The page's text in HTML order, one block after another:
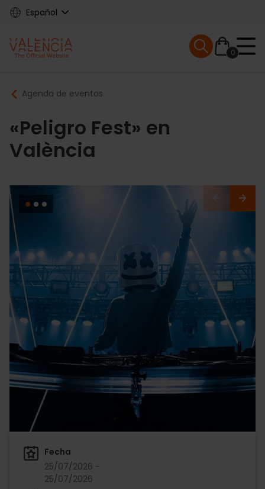
Skip
content
Español
Main
navigation
0
Mobile menu
Breadcrumb
Agenda de eventos
«Peligro Fest» en
València
Fecha
25/07/2026 -
25/07/2026